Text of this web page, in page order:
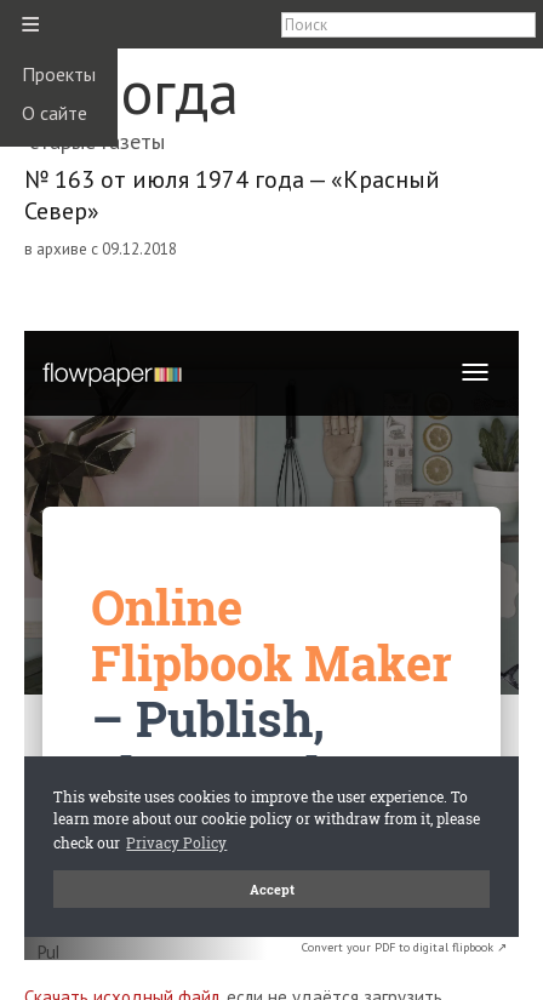
≡
Проекты
О сайте
Вологда
старые газеты
№ 163 от июля 1974 года — «Красный
Север»
в архиве с 09.12.2018
Convert your PDF to digital flipbook ↗